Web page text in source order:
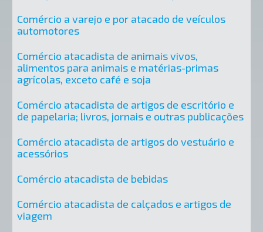
Comércio a varejo e por atacado de veículos
automotores
Comércio atacadista de animais vivos,
alimentos para animais e matérias-primas
agrícolas, exceto café e soja
Comércio atacadista de artigos de escritório e
de papelaria; livros, jornais e outras publicações
Comércio atacadista de artigos do vestuário e
acessórios
Comércio atacadista de bebidas
Comércio atacadista de calçados e artigos de
viagem